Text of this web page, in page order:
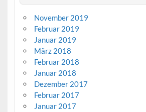
November 2019
Februar 2019
Januar 2019
März 2018
Februar 2018
Januar 2018
Dezember 2017
Februar 2017
Januar 2017